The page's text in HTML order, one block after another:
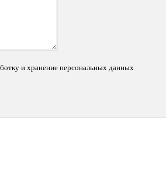
и хранение персональных данных